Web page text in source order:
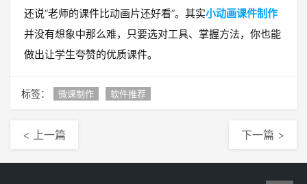
还说“老师的课件比动画片还好看”。其实小动画课件制作
并没有想象中那么难，只要选对工具、掌握方法，你也能
做出让学生夸赞的优质课件。
标签： 微课制作 软件推荐
< 上一篇 下一篇 >